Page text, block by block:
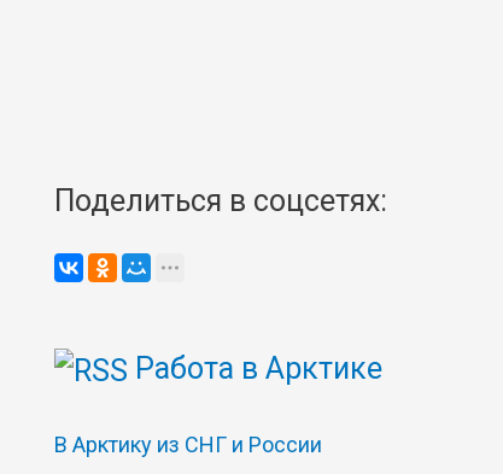
Поделиться в соцсетях:
Работа в Арктике
В Арктику из СНГ и России